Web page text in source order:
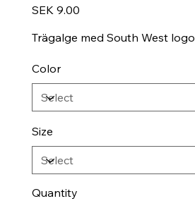
Price
SEK 9.00
Trägalge med South West logo
Color
Size
Quantity